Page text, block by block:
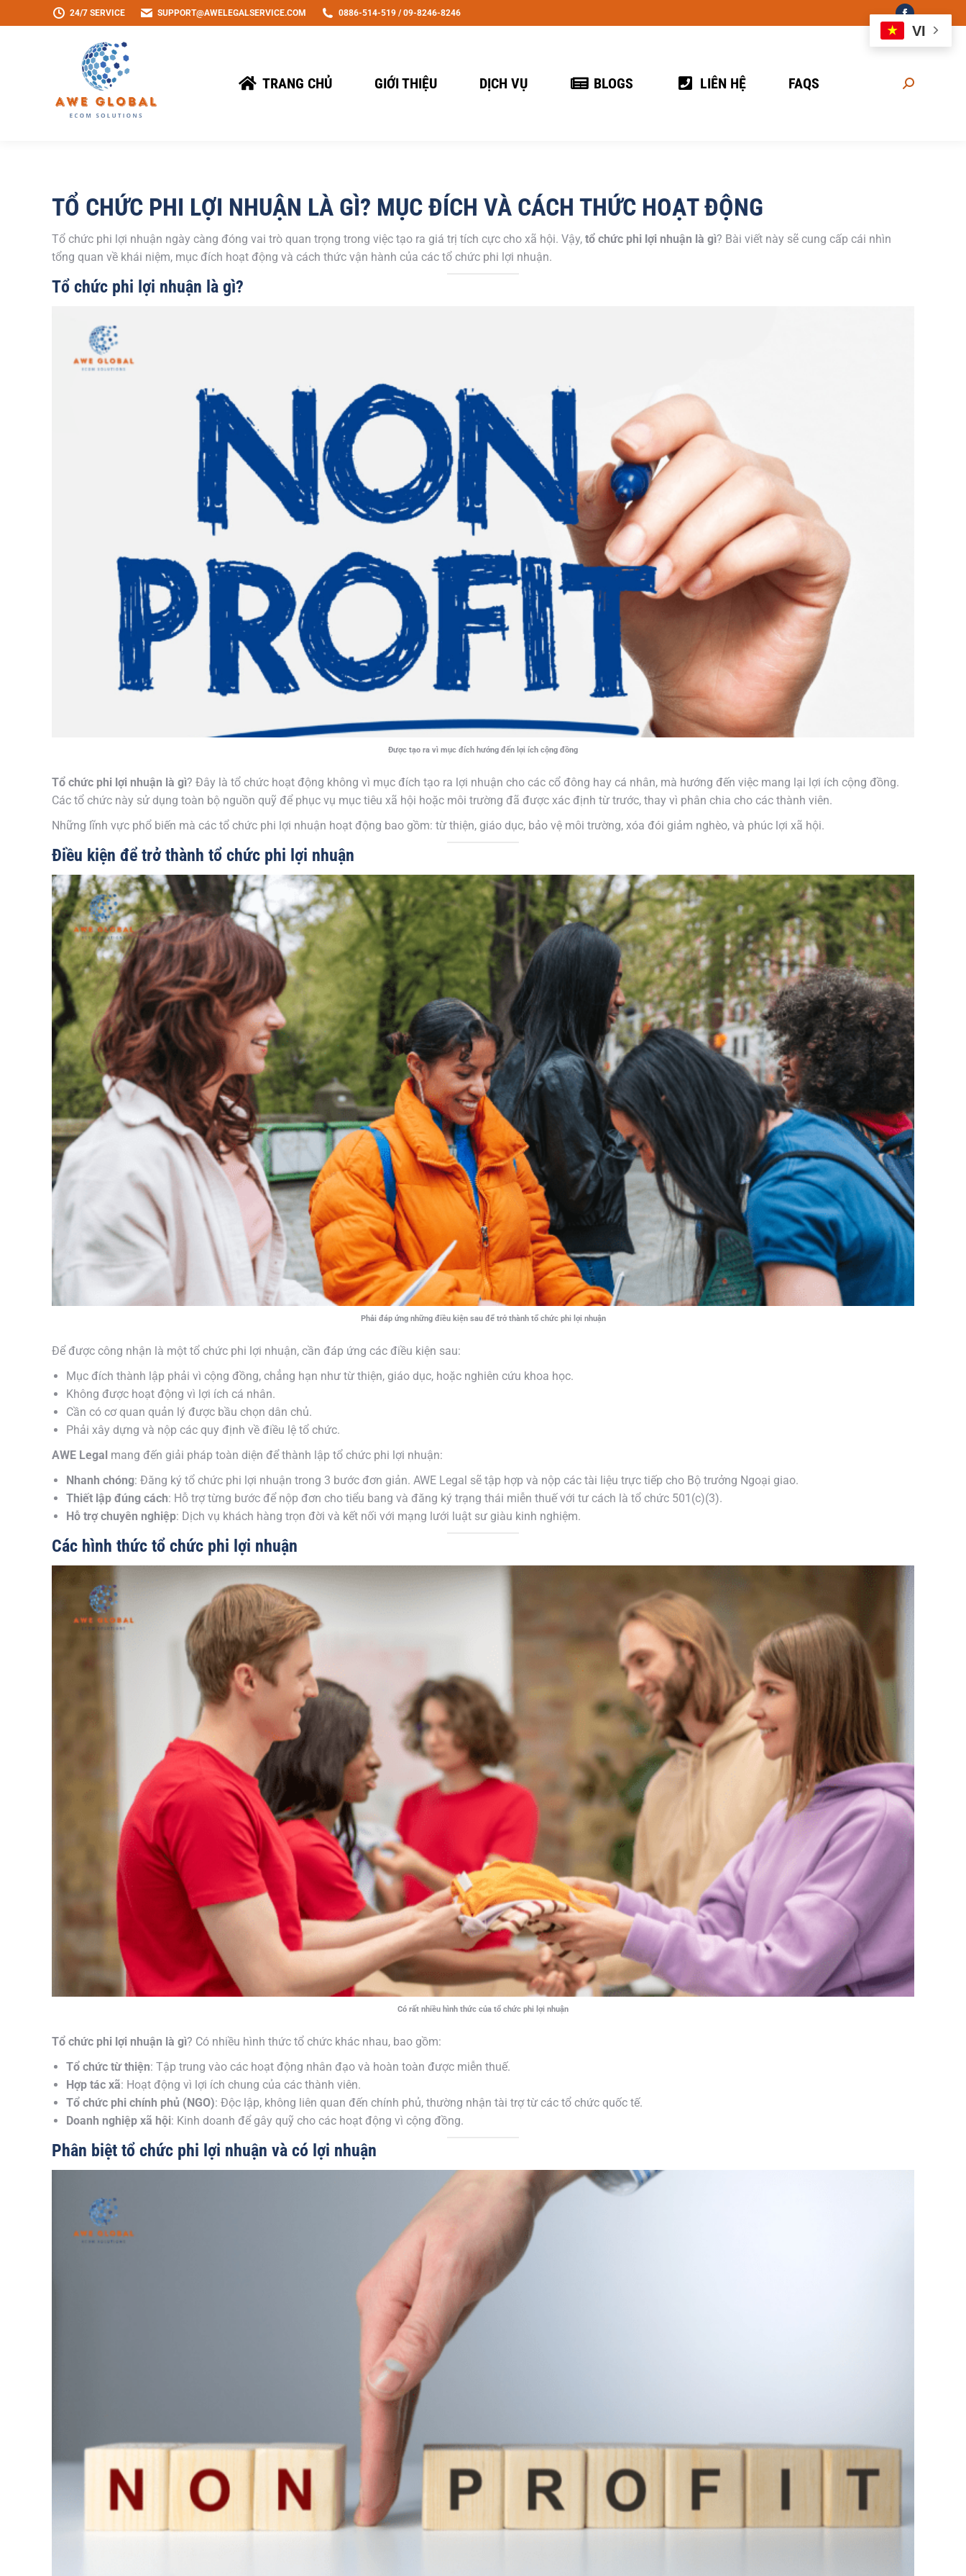
24/7 SERVICE SUPPORT@AWELEGALSERVICE.COM 0886-514-519 / 09-8246-8246
page
in
TRANG CHỦ GIỚI THIỆU DỊCH VỤ BLOGS LIÊN HỆ FAQS Search:
TỔ CHỨC PHI LỢI NHUẬN LÀ GÌ? MỤC ĐÍCH VÀ CÁCH THỨC HOẠT ĐỘNG
Tổ chức phi lợi nhuận ngày càng đóng vai trò quan trọng trong việc tạo ra giá trị tích cực cho xã hội. Vậy, tổ chức phi lợi nhuận là gì? Bài viết này sẽ cung cấp cái nhìn
tổng quan về khái niệm, mục đích hoạt động và cách thức vận hành của các tổ chức phi lợi nhuận.
Tổ chức phi lợi nhuận là gì?
Được tạo ra vì mục đích hướng đến lợi ích cộng đồng
Tổ chức phi lợi nhuận là gì? Đây là tổ chức hoạt động không vì mục đích tạo ra lợi nhuận cho các cổ đông hay cá nhân, mà hướng đến việc mang lại lợi ích cộng đồng.
Các tổ chức này sử dụng toàn bộ nguồn quỹ để phục vụ mục tiêu xã hội hoặc môi trường đã được xác định từ trước, thay vì phân chia cho các thành viên.
Những lĩnh vực phổ biến mà các tổ chức phi lợi nhuận hoạt động bao gồm: từ thiện, giáo dục, bảo vệ môi trường, xóa đói giảm nghèo, và phúc lợi xã hội.
Điều kiện để trở thành tổ chức phi lợi nhuận
Phải đáp ứng những điều kiện sau để trở thành tổ chức phi lợi nhuận
Để được công nhận là một tổ chức phi lợi nhuận, cần đáp ứng các điều kiện sau:
Mục đích thành lập phải vì cộng đồng, chẳng hạn như từ thiện, giáo dục, hoặc nghiên cứu khoa học.
Không được hoạt động vì lợi ích cá nhân.
Cần có cơ quan quản lý được bầu chọn dân chủ.
Phải xây dựng và nộp các quy định về điều lệ tổ chức.
AWE Legal mang đến giải pháp toàn diện để thành lập tổ chức phi lợi nhuận:
Nhanh chóng: Đăng ký tổ chức phi lợi nhuận trong 3 bước đơn giản. AWE Legal sẽ tập hợp và nộp các tài liệu trực tiếp cho Bộ trưởng Ngoại giao.
Thiết lập đúng cách: Hỗ trợ từng bước để nộp đơn cho tiểu bang và đăng ký trạng thái miễn thuế với tư cách là tổ chức 501(c)(3).
Hỗ trợ chuyên nghiệp: Dịch vụ khách hàng trọn đời và kết nối với mạng lưới luật sư giàu kinh nghiệm.
Các hình thức tổ chức phi lợi nhuận
Có rất nhiều hình thức của tổ chức phi lợi nhuận
Tổ chức phi lợi nhuận là gì? Có nhiều hình thức tổ chức khác nhau, bao gồm:
Tổ chức từ thiện: Tập trung vào các hoạt động nhân đạo và hoàn toàn được miễn thuế.
Hợp tác xã: Hoạt động vì lợi ích chung của các thành viên.
Tổ chức phi chính phủ (NGO): Độc lập, không liên quan đến chính phủ, thường nhận tài trợ từ các tổ chức quốc tế.
Doanh nghiệp xã hội: Kinh doanh để gây quỹ cho các hoạt động vì cộng đồng.
Phân biệt tổ chức phi lợi nhuận và có lợi nhuận
VI